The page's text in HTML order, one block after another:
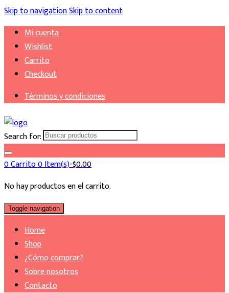
Skip to navigationSkip to content
Mi cuenta
Wishlist
Carrito
Checkout
Términos y condiciones
Search for:
0Carrito0 Item(s)-$0.00
No hay productos en el carrito.
Toggle navigation
Home
Shop
¿Cómo comprar?
Sobre nosotros
Contacto